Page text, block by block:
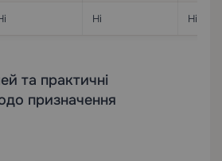
Ні Ні
та практичні
призначення